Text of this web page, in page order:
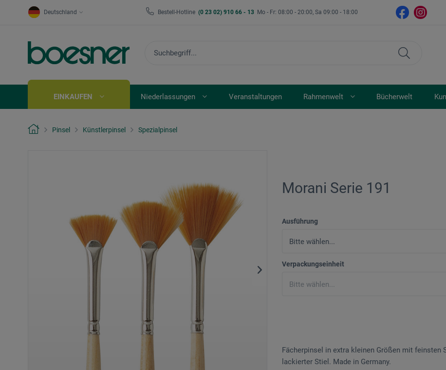
Deutschland Bestell-Hotline (0 23 02) 910 66 - 13 Mo - Fr: 08:00 - 20:00, Sa 09:00 - 18:00
EINKAUFEN Niederlassungen Veranstaltungen Rahmenwelt Bücherwelt
Pinsel Künstlerpinsel Spezialpinsel
Morani Serie 191
Ausführung
Verpackungseinheit
Fächerpinsel in extra kleinen Größen mit feinsten
lackierter Stiel. Made in Germany.